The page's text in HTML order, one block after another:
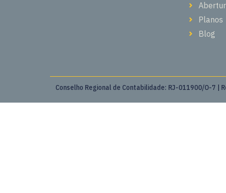
Planos
Blog
Conselho Regional de Contabilidade: RJ-011900/O-7 |